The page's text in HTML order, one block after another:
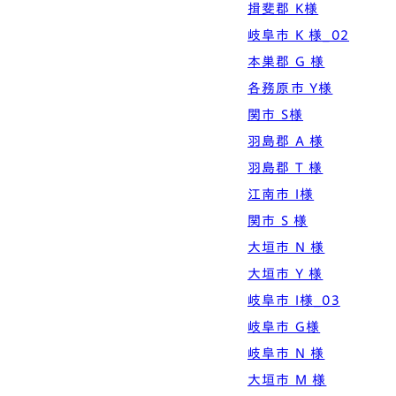
揖斐郡 K様
岐阜市 K 様_02
本巣郡 G 様
各務原市 Y様
関市 S様
羽島郡 A 様
羽島郡 T 様
江南市 I様
関市 S 様
大垣市 N 様
大垣市 Y 様
岐阜市 I様_03
岐阜市 G様
岐阜市 N 様
大垣市 M 様